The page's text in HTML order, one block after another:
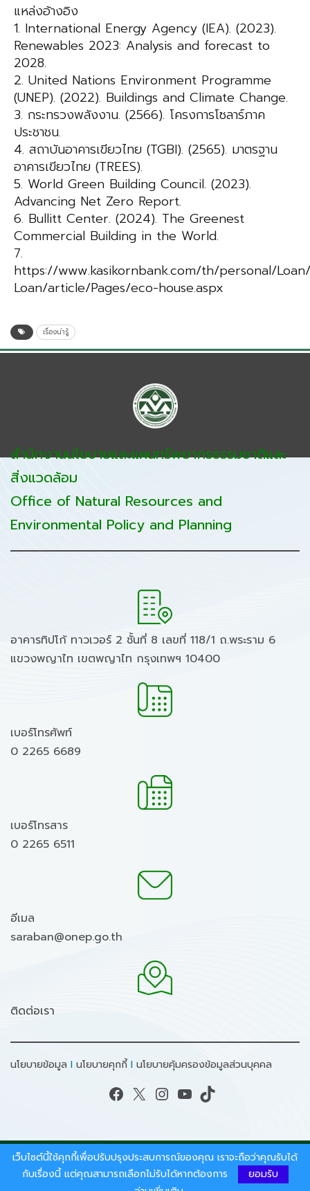
แหล่งอ้างอิง
1. International Energy Agency (IEA). (2023).
Renewables 2023: Analysis and forecast to
2028.
2. United Nations Environment Programme
(UNEP). (2022). Buildings and Climate Change.
3. กระทรวงพลังงาน. (2566). โครงการโซลาร์ภาค
ประชาชน.
4. สถาบันอาคารเขียวไทย (TGBI). (2565). มาตรฐาน
อาคารเขียวไทย (TREES).
5. World Green Building Council. (2023).
Advancing Net Zero Report.
6. Bullitt Center. (2024). The Greenest
Commercial Building in the World.
7.
https://www.kasikornbank.com/th/personal/
Loan/article/Pages/eco-house.aspx
เรื่องน่ารู้
สำนักงานนโยบายและแผนทรัพยากรธรรมชาติและ
สิ่งแวดล้อม
Office of Natural Resources and
Environmental Policy and Planning
อาคารทิปโก้ ทาวเวอร์ 2 ชั้นที่ 8 เลขที่ 118/1 ถ.พระราม 6
แขวงพญาไท เขตพญาไท กรุงเทพฯ 10400
เบอร์โทรศัพท์
0 2265 6689
เบอร์โทรสาร
0 2265 6511
อีเมล
saraban@onep.go.th
ติดต่อเรา
นโยบายข้อมูล I นโยบายคุกกี้I นโยบายคุ้มครองข้อมูลส่วนบุคคล
Facebook X Instagram YouTube TikTok
สงวนลิขสิทธิ์ © 2026 - สำนักงานนโยบายและแผน
ทรัพยากรธรรมชาติและสิ่งแวดล้อม.
เว็บไซต์นี้ใช้คุกกี้เพื่อปรับปรุงประสบการณ์ของคุณ เราจะถือว่าคุณรับได้
กับเรื่องนี้ แต่คุณสามารถเลือกไม่รับได้หากต้องการ
ยอมรับ